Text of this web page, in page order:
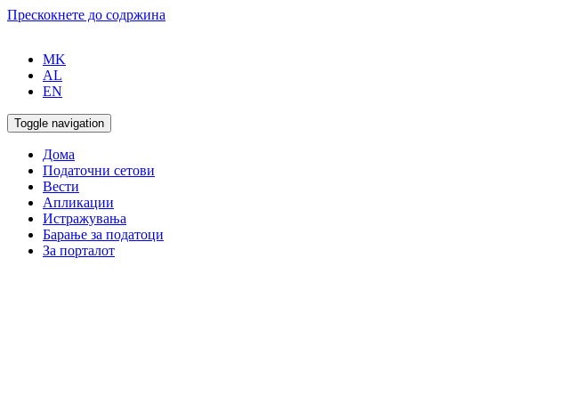
Прескокнете до содржина
MK
AL
EN
Toggle navigation
Дома
Податочни сетови
Вести
Апликации
Истражувања
Барање за податоци
За порталот